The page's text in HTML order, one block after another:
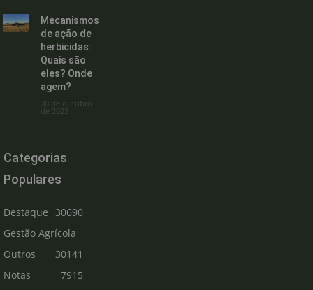
Mecanismos
de ação de
herbicidas:
Quais são
eles? Onde
agem?
30 de outubro
de 2023
Categorias
Populares
Destaque
30690
Gestão Agrícola
30141
Outros
7915
Notas